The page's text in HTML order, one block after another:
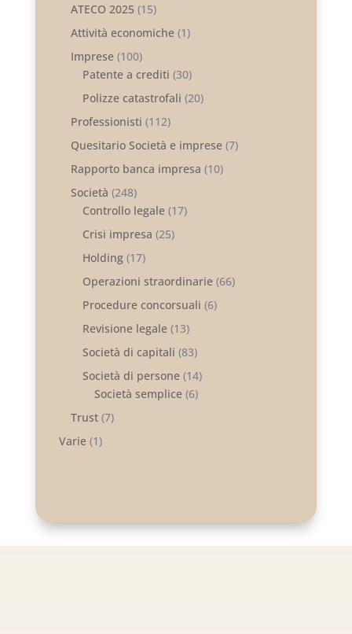
ATECO 2025 (15)
Attività economiche(1)
Imprese(100)
Patente a crediti (30)
Polizze catastrofali (20)
Professionisti (112)
Quesitario Società e imprese(7)
Rapporto banca impresa (10)
Società (248)
Controllo legale(17)
Crisi impresa (25)
Holding(17)
Operazioni straordinarie(66)
Procedure concorsuali (6)
Revisione legale(13)
Società di capitali (83)
Società di persone(14)
Società semplice(6)
Trust(7)
Varie(1)